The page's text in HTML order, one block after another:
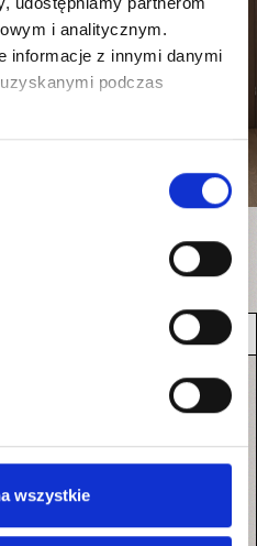
i analitycznym.
informacje z innymi danymi
podczas
wszystkie
i balkonem
elektryczny, parawan, koc
rozsunięcia łóżek na dwa
stolik i krzesła